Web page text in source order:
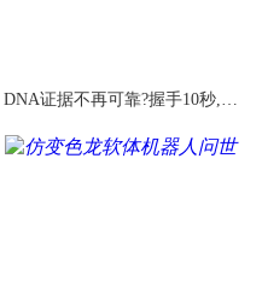
DNA证据不再可靠?握手10秒,你